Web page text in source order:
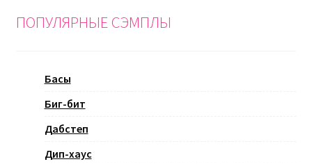
ПОПУЛЯРНЫЕ СЭМПЛЫ
Басы
Биг-бит
Дабстеп
Дип-хаус